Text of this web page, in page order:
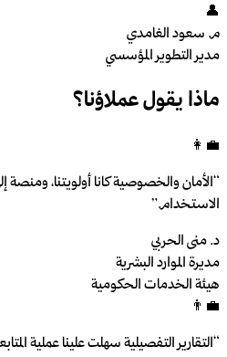
👤
م. سعود الغامدي
مدير التطوير المؤسسي
ماذا يقول عملاؤنا؟
👩‍💼
“الأمان والخصوصية كانا أولويتنا،
الاستخدام.”
د. منى الحربي
مديرة الموارد البشرية
هيئة الخدمات الحكومية
👨‍💼
“التقارير التفصيلية سهلت علينا عملية